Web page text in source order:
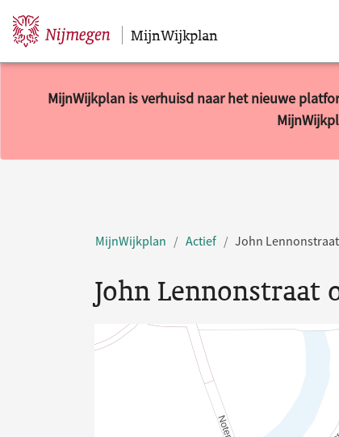
Sla navigatie over MijnWijkplan
MijnWijkplan is verhuisd naar het nieuwe
MijnWijkplan Actief John
John